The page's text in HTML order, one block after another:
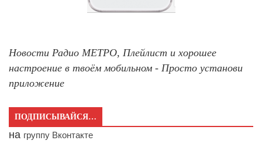
Новости Радио МЕТРО, Плейлист и хорошее
настроение в твоём мобильном - Просто установи
приложение
ПОДПИСЫВАЙСЯ…
на группу Вконтакте